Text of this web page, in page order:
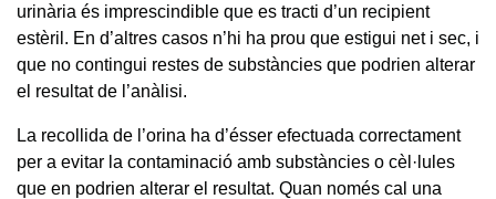
urinària és imprescindible que es tracti d’un recipient
estèril. En d’altres casos n’hi ha prou que estigui net i sec, i
que no contingui restes de substàncies que podrien alterar
el resultat de l’anàlisi.
La recollida de l’orina ha d’ésser efectuada correctament
per a evitar la contaminació amb substàncies o cèl·lules
que en podrien alterar el resultat. Quan només cal una